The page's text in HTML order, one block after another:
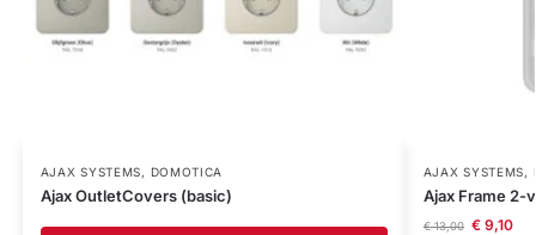
AJAX SYSTEMS, DOMOTICA
Ajax OutletCovers (basic)
AJAX SYSTEMS,
Ajax Frame 2-
€13,00 €9,10